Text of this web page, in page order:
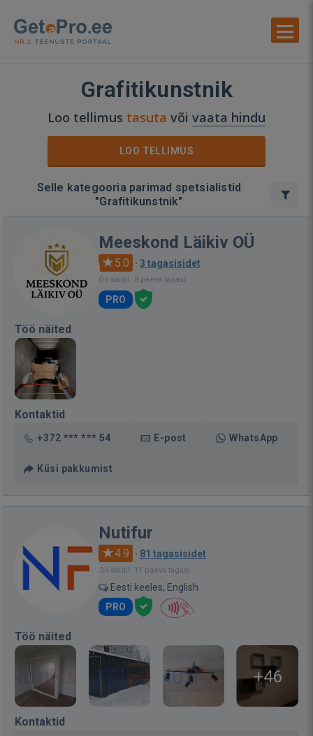
Grafitikunstnik
Loo tellimus tasuta või vaata hindu
LOO TELLIMUS
Selle kategooria parimad spetsialistid
"Grafitikunstnik"
Meeskond Läikiv OÜ
5.0 · 3 tagasisidet
Oli saidil: 8 päeva tagasi
PRO
Töö näited
Kontaktid
+372 *** *** 54 E-post WhatsApp
Küsi pakkumist
Nutifur
4.9 · 81 tagasisidet
Oli saidil: 11 päeva tagasi
Eesti keeles, English
PRO
Töö näited
+46
Kontaktid